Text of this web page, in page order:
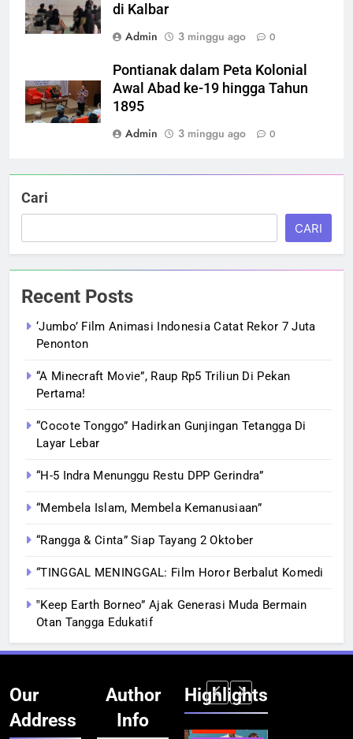
di Kalbar
Admin
3 minggu ago 0
Pontianak dalam Peta Kolonial
Awal Abad ke-19 hingga Tahun
1895
Admin
3 minggu ago 0
Cari
CARI
Recent Posts
‘Jumbo’ Film Animasi Indonesia Catat Rekor 7 Juta
Penonton
“A Minecraft Movie”, Raup Rp5 Triliun Di Pekan
Pertama!
“Cocote Tonggo” Hadirkan Gunjingan Tetangga Di
Layar Lebar
“H-5 Indra Menunggu Restu DPP Gerindra”
“Membela Islam, Membela Kemanusiaan”
“Rangga & Cinta” Siap Tayang 2 Oktober
“TINGGAL MENINGGAL: Film Horor Berbalut Komedi
‟Keep Earth Borneo” Ajak Generasi Muda Bermain
Otan Tangga Edukatif
Our
Address
Author
Info
Highlights
BERITA